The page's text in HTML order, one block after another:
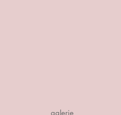
galerie